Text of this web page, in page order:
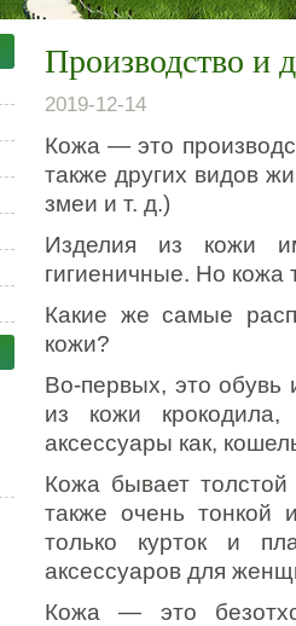
Производство и
2019-12-14
Кожа — это
также других видов
змеи и т. д.)
Изделия из кожи
гигиеничные. Но кожа
Какие же самые
кожи?
Во-первых, это обувь
из кожи
аксессуары как,
Кожа бывает
также очень тонкой
только курток и
аксессуаров для
Кожа — это